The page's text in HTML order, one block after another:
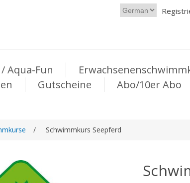
Aqua-Fun
Gutscheine Abo/10er Abo
/ Schwimmkurs Seepferd